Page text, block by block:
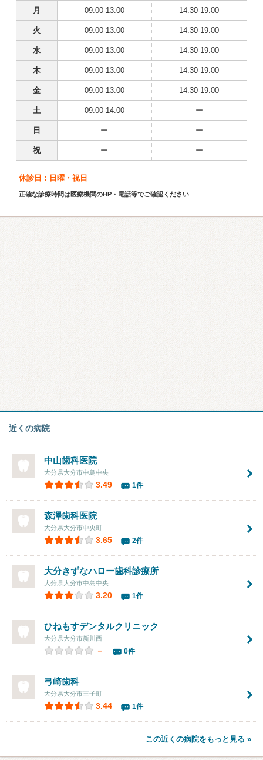
月 09:00-13:00 14:30-19:00
火 09:00-13:00 14:30-19:00
水 09:00-13:00 14:30-19:00
木 09:00-13:00 14:30-19:00
金 09:00-13:00 14:30-19:00
土 09:00-14:00 ー
日 ー ー
祝 ー ー
休診日：日曜・祝日
正確な診療時間は医療機関のHP・電話等でご確認ください
近くの病院
中山歯科医院
大分県大分市中島中央
3.49 1件
森澤歯科医院
大分県大分市中央町
3.65 2件
大分きずなハロー歯科診療所
大分県大分市中島中央
3.20 1件
ひねもすデンタルクリニック
大分県大分市新川西
－ 0件
弓崎歯科
大分県大分市王子町
3.44 1件
この近くの病院をもっと見る »